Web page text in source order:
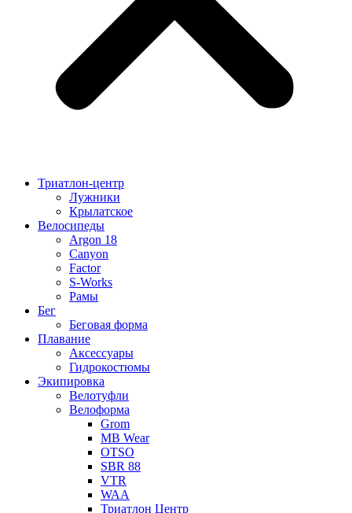
Триатлон-центр
Лужники
Крылатское
Велосипеды
Argon 18
Canyon
Factor
S-Works
Рамы
Бег
Беговая форма
Плавание
Аксессуары
Гидрокостюмы
Экипировка
Велотуфли
Велоформа
Grom
MB Wear
OTSO
SBR 88
VTR
WAA
Триатлон Центр